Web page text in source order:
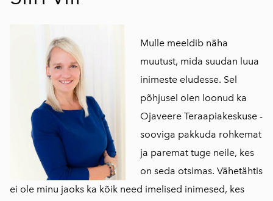
Mulle meeldib näha
muutust, mida suudan luua
inimeste eludesse. Sel
põhjusel olen loonud ka
Ojaveere Teraapiakeskuse -
sooviga pakkuda rohkemat
ja paremat tuge neile, kes
on seda otsimas. Vähetähtis
ei ole minu jaoks ka kõik need imelised inimesed, kes